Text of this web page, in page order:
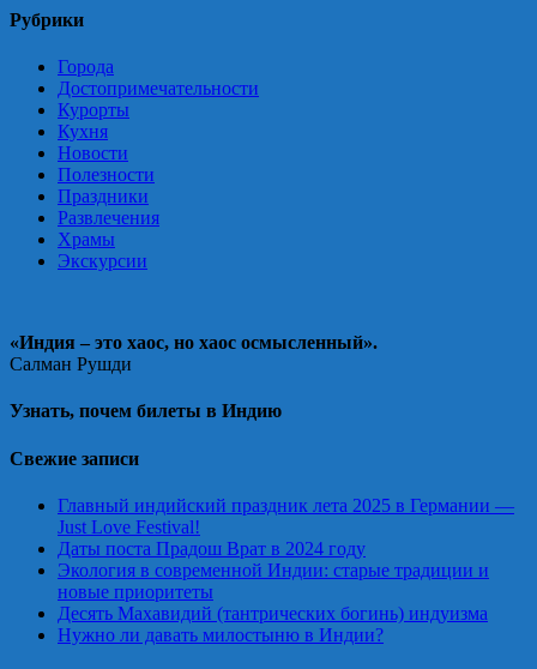
Рубрики
Города
Достопримечательности
Курорты
Кухня
Новости
Полезности
Праздники
Развлечения
Храмы
Экскурсии
«Индия – это хаос, но хаос осмысленный».
Салман Рушди
Узнать, почем билеты в Индию
Свежие записи
Главный индийский праздник лета 2025 в Германии —
Just Love Festival!
Даты поста Прадош Врат в 2024 году
Экология в современной Индии: старые традиции и
новые приоритеты
Десять Махавидий (тантрических богинь) индуизма
Нужно ли давать милостыню в Индии?